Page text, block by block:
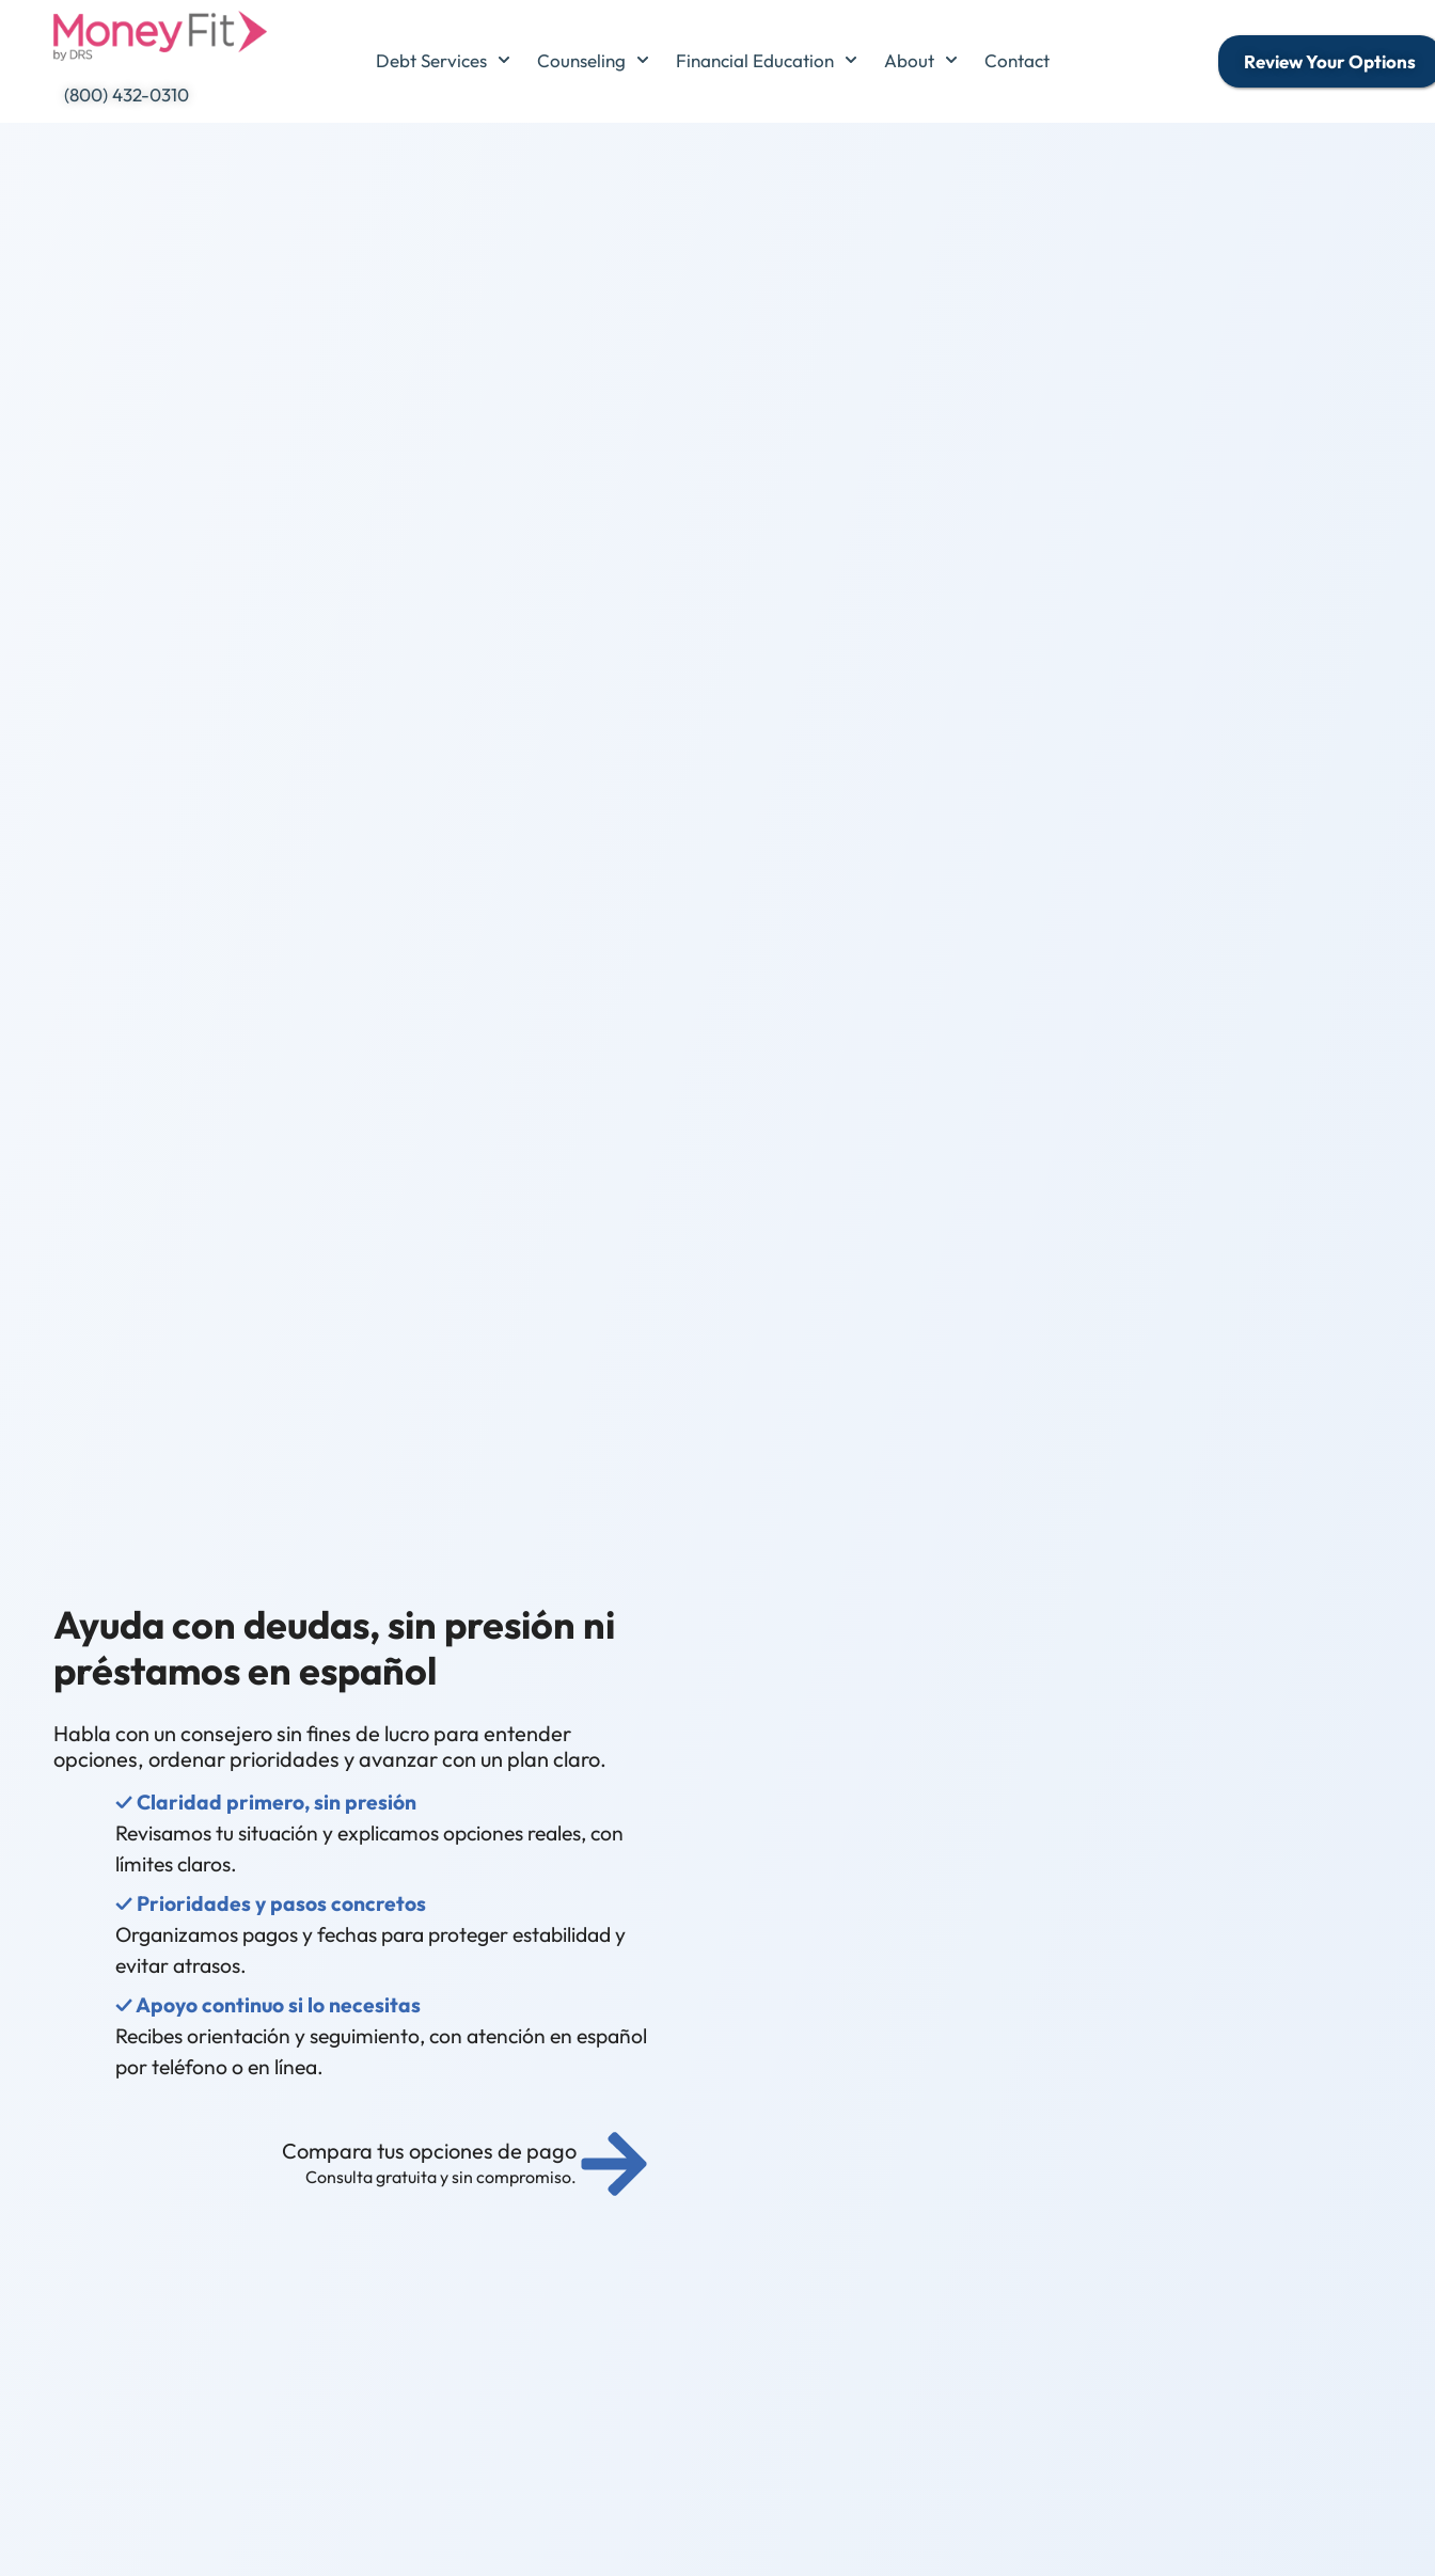
(800) 432-0310
Debt Services Counseling Financial Education About Contact Review Your Options
Ayuda con deudas, sin presión ni
préstamos en español
Habla con un consejero sin fines de lucro para entender
opciones, ordenar prioridades y avanzar con un plan claro.
✓ Claridad primero, sin presión
Revisamos tu situación y explicamos opciones reales, con
límites claros.
✓ Prioridades y pasos concretos
Organizamos pagos y fechas para proteger estabilidad y
evitar atrasos.
✓ Apoyo continuo si lo necesitas
Recibes orientación y seguimiento, con atención en español
por teléfono o en línea.
Compara tus opciones de pago
Consulta gratuita y sin compromiso.